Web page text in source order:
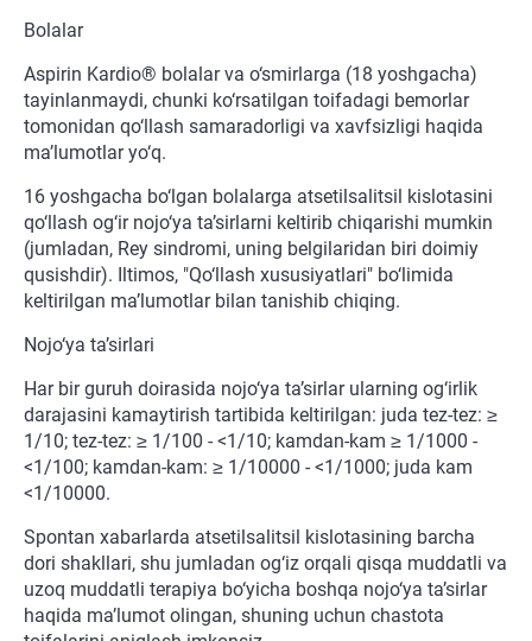
Bolalar
Aspirin Kardio® bolalar va o‘smirlarga (18 yoshgacha)
tayinlanmaydi, chunki ko‘rsatilgan toifadagi bemorlar
tomonidan qo‘llash samaradorligi va xavfsizligi haqida
ma’lumotlar yo‘q.
16 yoshgacha bo‘lgan bolalarga atsetilsalitsil kislotasini
qo‘llash og‘ir nojo‘ya ta’sirlarni keltirib chiqarishi mumkin
(jumladan, Rey sindromi, uning belgilaridan biri doimiy
qusishdir). Iltimos, "Qo‘llash xususiyatlari" bo‘limida
keltirilgan ma’lumotlar bilan tanishib chiqing.
Nojo‘ya ta’sirlari
Har bir guruh doirasida nojo‘ya ta’sirlar ularning og‘irlik
darajasini kamaytirish tartibida keltirilgan: juda tez-tez: ≥
1/10; tez-tez: ≥ 1/100 - <1/10; kamdan-kam ≥ 1/1000 -
<1/100; kamdan-kam: ≥ 1/10000 - <1/1000; juda kam
<1/10000.
Spontan xabarlarda atsetilsalitsil kislotasining barcha
dori shakllari, shu jumladan og‘iz orqali qisqa muddatli va
uzoq muddatli terapiya bo‘yicha boshqa nojo‘ya ta’sirlar
haqida ma’lumot olingan, shuning uchun chastota